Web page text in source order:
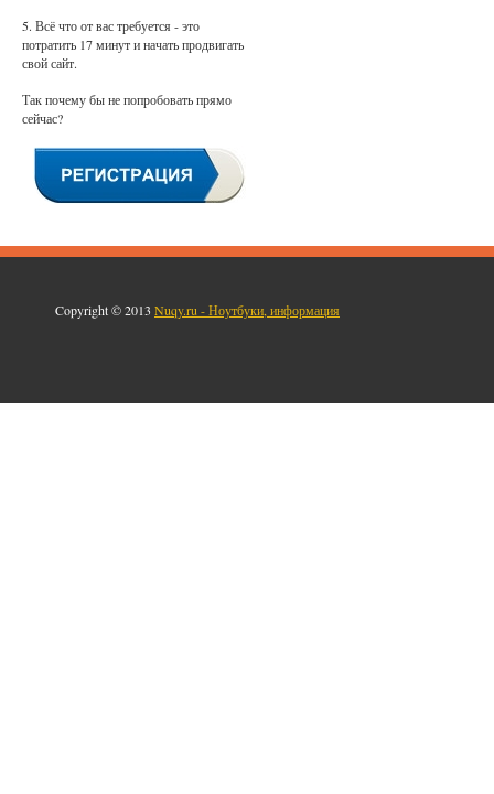
5. Всё что от вас требуется - это
потратить 17 минут и начать продвигать
свой сайт.
Так почему бы не попробовать прямо
сейчас?
Copyright © 2013 Nuqy.ru - Ноутбуки, информация